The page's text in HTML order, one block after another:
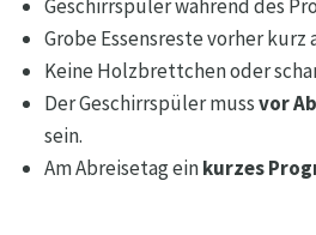
Geschirrspüler während des
Grobe Essensreste vorher kurz
Keine Holzbrettchen oder
Der Geschirrspüler mussvor
sein.
Am Abreisetag einkurzes